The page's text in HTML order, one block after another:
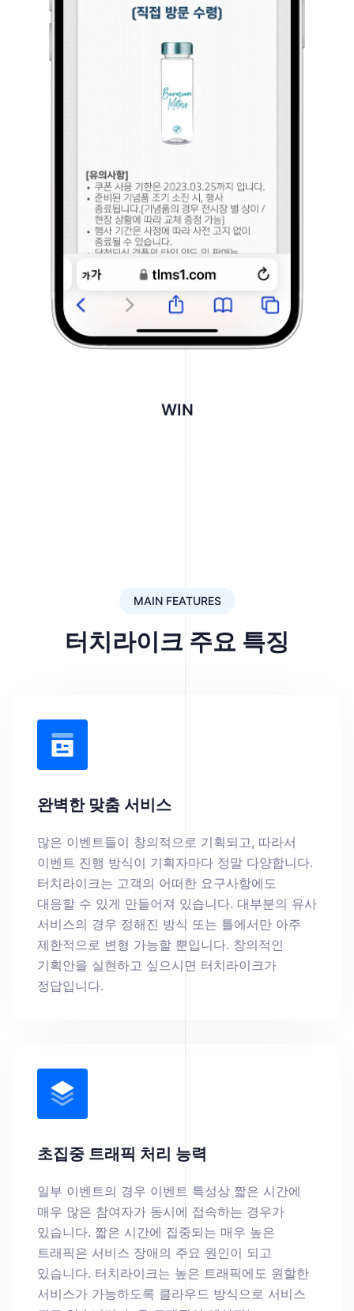
WIN
MAIN FEATURES
터치라이크 주요 특징
완벽한 맞춤 서비스
많은 이벤트들이 창의적으로 기획되고, 따라서
이벤트 진행 방식이 기획자마다 정말 다양합니다.
터치라이크는 고객의 어떠한 요구사항에도
대응할 수 있게 만들어져 있습니다. 대부분의 유사
서비스의 경우 정해진 방식 또는 틀에서만 아주
제한적으로 변형 가능할 뿐입니다. 창의적인
기획안을 실현하고 싶으시면 터치라이크가
정답입니다.
초집중 트래픽 처리 능력
일부 이벤트의 경우 이벤트 특성상 짧은 시간에
매우 많은 참여자가 동시에 접속하는 경우가
있습니다. 짧은 시간에 집중되는 매우 높은
트래픽은 서비스 장애의 주요 원인이 되고
있습니다. 터치라이크는 높은 트래픽에도 원할한
서비스가 가능하도록 클라우드 방식으로 서비스